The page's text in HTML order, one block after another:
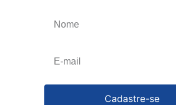
Cadastre-se